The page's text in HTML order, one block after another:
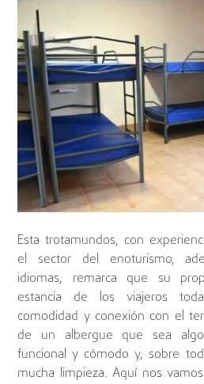
Esta trotamundos, con
el sector del enoturismo,
idiomas, remarca que su
estancia de los viajeros
comodidad y conexión con el
de un albergue que sea
funcional y cómodo y, sobre
mucha limpieza. Aquí nos